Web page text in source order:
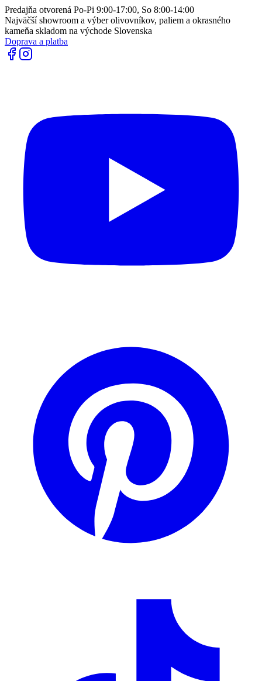
Predajňa otvorená Po-Pi 9:00-17:00, So 8:00-14:00
Najväčší showroom a výber olivovníkov, paliem a okrasného
kameňa skladom na východe Slovenska
Doprava a platba